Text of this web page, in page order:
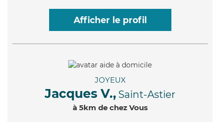
Afficher le profil
JOYEUX
Jacques V., Saint-Astier
à 5km de chez Vous